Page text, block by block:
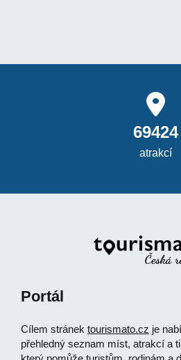
69424
atrakcí
Portál
Cílem stránek tourismato.cz je
přehledný seznam míst, atrakcí a